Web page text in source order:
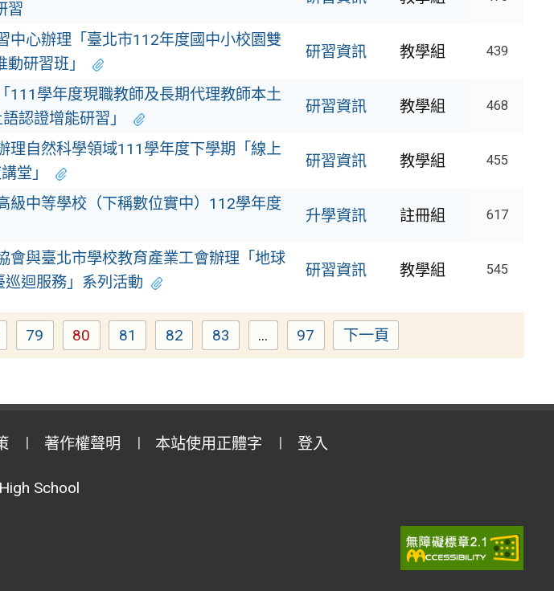
習
中心辦理「臺北市112年度國中小校園雙
研習班」
研習資訊 教學組 439
111學年度現職教師及長期代理教師本土
認證增能研習」
研習資訊 教學組 468
理自然科學領域111學年度下學期「線上
堂」
研習資訊 教學組 455
級中等學校（下稱數位實中）112學年度
升學資訊 註冊組 617
會與臺北市學校教育產業工會辦理「地球
巡迴服務」系列活動
研習資訊 教學組 545
Page
79 Page
80 Page
81 Page
82 Page
83 ... Page
97 下一頁
著作權聲明 本站使用正體字 登入
School